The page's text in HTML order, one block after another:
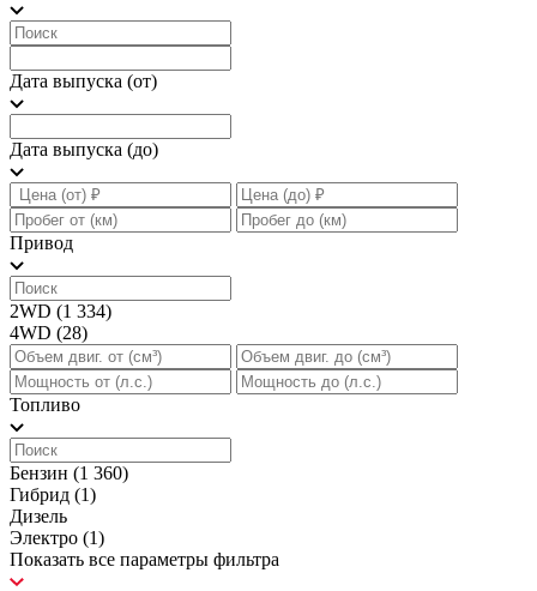
Дата выпуска (от)
Дата выпуска (до)
Привод
2WD (1 334)
4WD (28)
Топливо
Бензин (1 360)
Гибрид (1)
Дизель
Электро (1)
Показать все параметры фильтра